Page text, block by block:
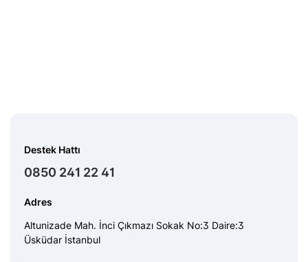
Destek Hattı
0850 241 22 41
Adres
Altunizade Mah. İnci Çıkmazı Sokak No:3 Daire:3
Üsküdar İstanbul